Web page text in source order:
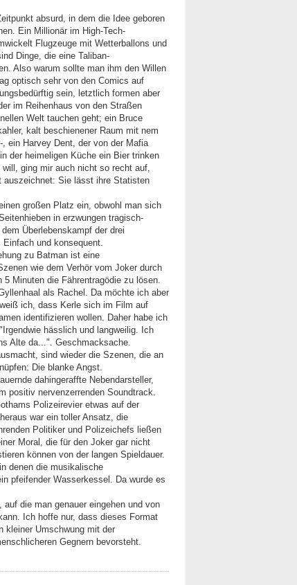
absurd, in dem die Idee geboren
Ein Millionär im High-Tech-
Flugzeuge mit Wetterballons und
Dinge, die eine Taliban-
Also warum sollte man ihm den Willen
optisch sehr von den Comics auf
sein, letztlich formen aber
im Reihenhaus von den Straßen
Welt tauchen geht; ein Bruce
kalt beschienener Raum mit nem
ein Harvey Dent, der von der Mafia
der heimeligen Küche ein Bier trinken
ging mir auch nicht so recht auf,
Sie lässt ihre Statisten
großen Platz ein, obwohl man sich
in erzwungen tragisch-
Überlebenskampf der drei
Einfach und konsequent.
zu Batman ist eine
wie dem Verhör vom Joker durch
Minuten die Fährentragödie zu lösen.
als Rachel. Da möchte ich aber
ich, dass Kerle sich im Film auf
identifizieren wollen. Daher habe ich
hässlich und langweilig. Ich
Alte da...". Geschmacksache.
sind wieder die Szenen, die an
Die blanke Angst.
dahingeraffte Nebendarsteller,
positiv nervenzerrenden Soundtrack.
Polizeirevier etwas auf der
war ein toller Ansatz, die
Politiker und Polizeichefs ließen
Moral, die für den Joker gar nicht
können von der langen Spieldauer.
denen die musikalische
pfeifender Wasserkessel. Da wurde es
die man genauer eingehen und von
Ich hoffe nur, dass dieses Format
kleiner Umschwung mit der
Gegnern bevorsteht.